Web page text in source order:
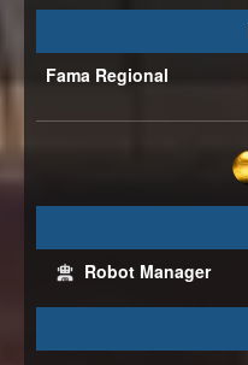
Fama Regional
Robot Manager